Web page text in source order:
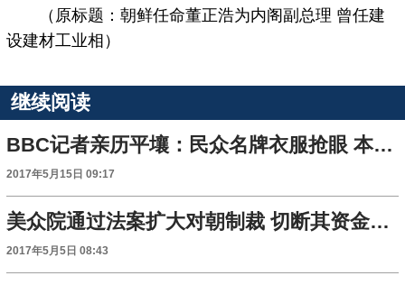
（原标题：朝鲜任命董正浩为内阁副总理 曾任建
设建材工业相）
继续阅读
BBC记者亲历平壤：民众名牌衣服抢眼 本土产手机玩不停
2017年5月15日 09:17
美众院通过法案扩大对朝制裁 切断其资金来源
2017年5月5日 08:43